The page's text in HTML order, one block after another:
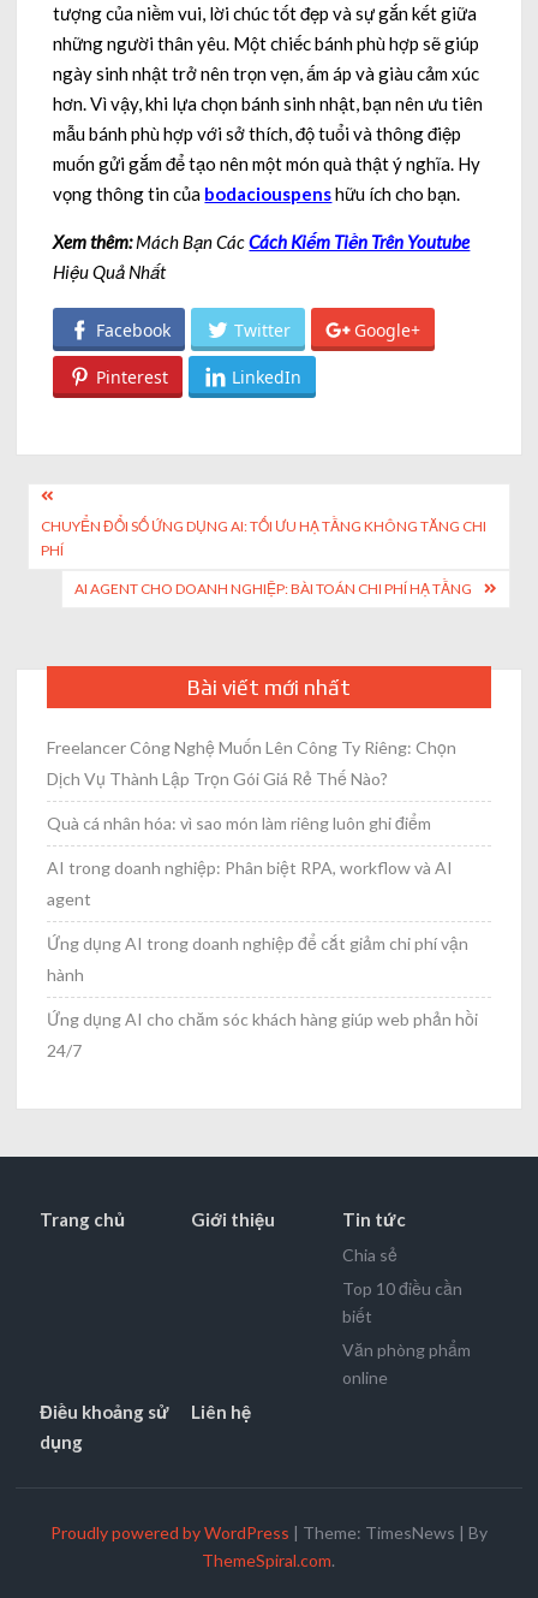
tượng của niềm vui, lời chúc tốt đẹp và sự gắn kết giữa
những người thân yêu. Một chiếc bánh phù hợp sẽ giúp
ngày sinh nhật trở nên trọn vẹn, ấm áp và giàu cảm xúc
hơn. Vì vậy, khi lựa chọn bánh sinh nhật, bạn nên ưu tiên
mẫu bánh phù hợp với sở thích, độ tuổi và thông điệp
muốn gửi gắm để tạo nên một món quà thật ý nghĩa. Hy
vọng thông tin của bodaciouspenshữu ích cho bạn.
Xem thêm:Mách Bạn CácCách Kiếm Tiền Trên Youtube
Hiệu Quả Nhất
Facebook Twitter Google+
Pinterest LinkedIn
Post
navigation
CHUYỂN ĐỔI SỐ ỨNG DỤNG AI: TỐI ƯU HẠ TẦNG KHÔNG TĂNG CHI
PHÍ
AI AGENT CHO DOANH NGHIỆP: BÀI TOÁN CHI PHÍ HẠ TẦNG
Bài viết mới nhất
Freelancer Công Nghệ Muốn Lên Công Ty Riêng: Chọn
Dịch Vụ Thành Lập Trọn Gói Giá Rẻ Thế Nào?
Quà cá nhân hóa: vì sao món làm riêng luôn ghi điểm
AI trong doanh nghiệp: Phân biệt RPA, workflow và AI
agent
Ứng dụng AI trong doanh nghiệp để cắt giảm chi phí vận
hành
Ứng dụng AI cho chăm sóc khách hàng giúp web phản hồi
24/7
Trang chủ Giới thiệu Tin tức
Chia sẻ
Top 10 điều cần
biết
Văn phòng phẩm
online
Điều khoảng sử
dụng
Liên hệ
Proudly powered by WordPress | Theme: TimesNews | By
ThemeSpiral.com.